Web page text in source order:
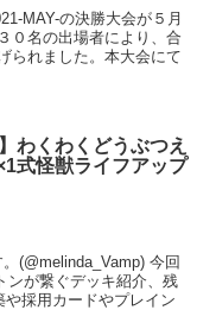
MAY-の決勝大会が５月
０名の出場者により、合
られました。本大会にて
わくわくどうぶつえ
式怪獣ライフアップ
(@melinda_Vamp) 今回
ンが繋ぐデッキ紹介、残
採用カードやプレイン